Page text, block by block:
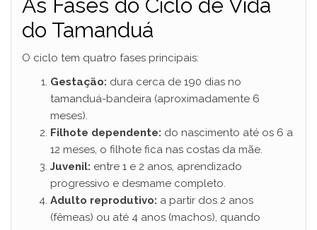
As Fases do Ciclo de Vida
do Tamanduá
O ciclo tem quatro fases principais:
Gestação: dura cerca de 190 dias no
tamanduá-bandeira (aproximadamente 6
meses).
Filhote dependente: do nascimento até os 6 a
12 meses, o filhote fica nas costas da mãe.
Juvenil: entre 1 e 2 anos, aprendizado
progressivo e desmame completo.
Adulto reprodutivo: a partir dos 2 anos
(fêmeas) ou até 4 anos (machos), quando